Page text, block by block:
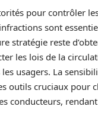
pour contrôler
sont
stratégie reste
les lois de la
usagers. La
outils cruciaux pour
conducteurs,